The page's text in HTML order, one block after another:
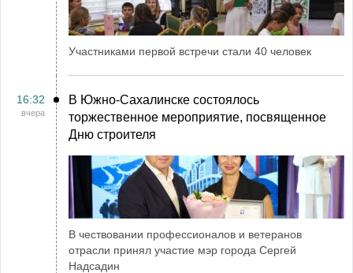
Участниками первой встречи стали 40 человек
16:32
вчера
В Южно-Сахалинске состоялось
торжественное мероприятие, посвященное
Дню строителя
В чествовании профессионалов и ветеранов
отрасли принял участие мэр города Сергей
Надсадин